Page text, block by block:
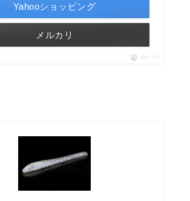
Yahooショッピング
メルカリ
ポチップ